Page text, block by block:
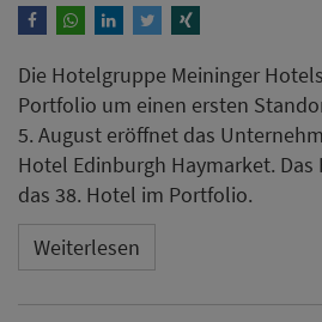
Die Hotelgruppe Meininger
Portfolio um einen ersten
5. August eröffnet das
Hotel Edinburgh Haymarket. Das
das 38. Hotel im Portfolio.
Weiterlesen